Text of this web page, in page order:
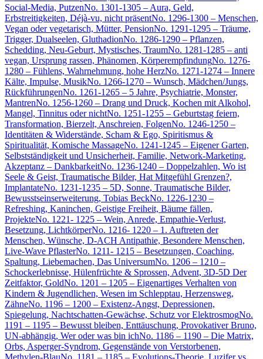
Social-Media, PutzenNo. 1301-1305 – Aura, Geld,
Erbstreitigkeiten, Déjà-vu, nicht präsentNo. 1296-1300 – Menschen,
Vegan oder vegetarisch, Mütter, PensionNo. 1291-1295 – Träume,
Trigger, Dualseelen, GluthadionNo. 1286-1290 – Pflanzen,
Schedding, Neu-Geburt, Mystisches, TraumNo. 1281-1285 – anti
vegan, Ursprung rassen, Phänomen, KörperempfindungNo. 1276-
1280 – Fühlens, Wahrnehmung, hohe HerzNo. 1271-1274 – Innere
Kälte, Impulse, MusikNo. 1266-1270 – Wunsch, Mädchen/Jungs,
RückführungenNo. 1261-1265 – 5 Jahre, Psychiatrie, Monster,
MantrenNo. 1256-1260 – Drang und Druck, Kochen mit Alkohol,
Mangel, Tinnitus oder nichtNo. 1251-1255 – Geburtstag feiern,
Transformation, Bierzelt, Anschreien, FolgenNo. 1246-1250 –
Identitäten & Widerstände, Scham & Ego, Spiritismus &
Spiritualität, Komische MassageNo. 1241-1245 – Eigener Garten,
Selbstständigkeit und Unsicherheit, Familie, Network-Marketing,
Akzeptanz – DankbarkeitNo. 1236-1240 – Doppelzahlen, Wo ist
Seele & Geist, Traumatische Bilder, Hat Mitgefühl Grenzen?,
ImplantateNo. 1231-1235 – 5D, Sonne, Traumatische Bilder,
Bewusstseinserweiterung, Tobias BeckNo. 1226-1230 –
Refreshing, Kaninchen, Geistige Freiheit, Bäume fällen,
ProjekteNo. 1221- 1225 – Wein, Anrede, Empathie-Verlust,
Besetzung, LichtkörperNo. 1216- 1220 – 1. Auftreten der
Menschen, Wünsche, D-ACH Antipathie, Besondere Menschen,
Live-Wave PflasterNo. 1211- 1215 – Besetzungen, Coaching,
Spaltung, Liebemachen, Das UniversumNo. 1206 – 1210 –
Schockerlebnisse, Hülenfrüchte & Sprossen, Advent, 3D-5D Der
Zeitfaktor, GoldNo. 1201 – 1205 – Eigenartiges Verhalten von
Kindern & Jugendlichen, Wesen im Schlepptau, Herzensweg,
ZähneNo. 1196 – 1200 – Existenz-Angst, Depressionen,
Spiegelung, Nachtschatten-Gewächse, Schutz vor ElektrosmogNo.
1191 – 1195 – Bewusst bleiben, Enttäuschung, Provokativer Bruno,
UN-abhängig, Wer oder was bin ichNo. 1186 – 1190 – Die Matrix,
Orbs, Asperger-Syndrom, Gegenstände von Verstorbenen,
Methylen-BlauNo. 1181 – 1185 – Evolutions-Theorie, Luzifer vs.